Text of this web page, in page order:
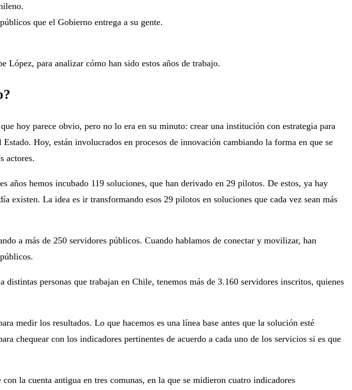
que el Gobierno entrega a su gente.
para analizar cómo han sido estos años de trabajo.
hoy parece obvio, pero no lo era en su minuto: crear una institución con estrategia para
Hoy, están involucrados en procesos de innovación cambiando la forma en que se
actores.
años hemos incubado 119 soluciones, que han derivado en 29 pilotos. De estos, ya hay
La idea es ir transformando esos 29 pilotos en soluciones que cada vez sean más
a más de 250 servidores públicos. Cuando hablamos de conectar y movilizar, han
personas que trabajan en Chile, tenemos más de 3.160 servidores inscritos, quienes
medir los resultados. Lo que hacemos es una línea base antes que la solución esté
chequear con los indicadores pertinentes de acuerdo a cada uno de los servicios si es que
la cuenta antigua en tres comunas, en la que se midieron cuatro indicadores